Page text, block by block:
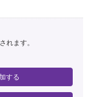
れます。
する